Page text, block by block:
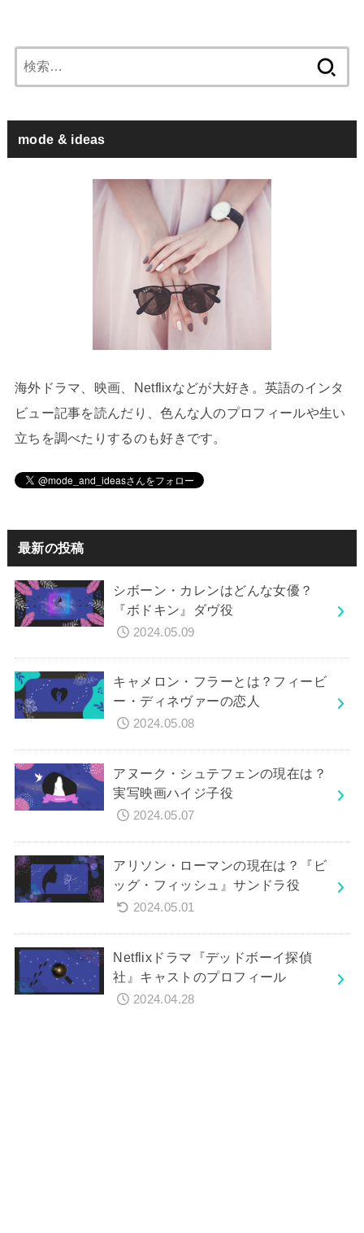
索:
mode & ideas
海外ドラマ、映画、Netflixなどが大好き。英語のインタ
ビュー記事を読んだり、色んな人のプロフィールや生い
立ちを調べたりするのも好きです。
最新の投稿
シボーン・カレンはどんな女優？
『ボドキン』ダヴ役
2024.05.09
キャメロン・フラーとは？フィービ
ー・ディネヴァーの恋人
2024.05.08
アヌーク・シュテフェンの現在は？
実写映画ハイジ子役
2024.05.07
アリソン・ローマンの現在は？『ビ
ッグ・フィッシュ』サンドラ役
2024.05.01
Netflixドラマ『デッドボーイ探偵
社』キャストのプロフィール
2024.04.28